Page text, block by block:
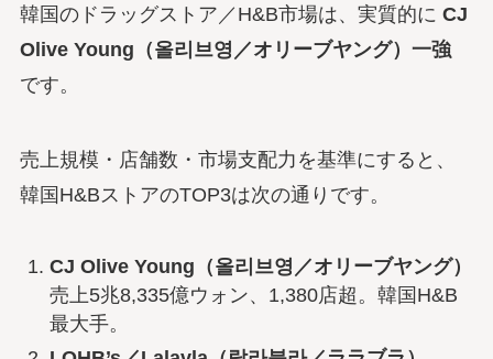
韓国のドラッグストア／H&B市場は、実質的に CJ
Olive Young（올리브영／オリーブヤング）一強
です。
売上規模・店舗数・市場支配力を基準にすると、
韓国H&BストアのTOP3は次の通りです。
CJ Olive Young（올리브영／オリーブヤング）
売上5兆8,335億ウォン、1,380店超。韓国H&B
最大手。